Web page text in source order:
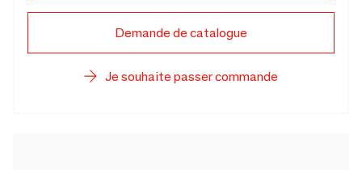
Demande de catalogue
Je souhaite passer commande